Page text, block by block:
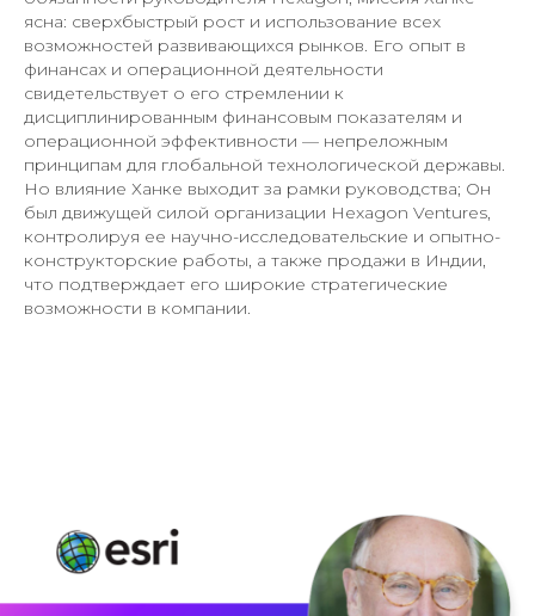
ясна: сверхбыстрый рост и использование всех
возможностей развивающихся рынков. Его опыт в
финансах и операционной деятельности
свидетельствует о его стремлении к
дисциплинированным финансовым показателям и
операционной эффективности — непреложным
принципам для глобальной технологической державы.
Но влияние Ханке выходит за рамки руководства; Он
был движущей силой организации Hexagon Ventures,
контролируя ее научно-исследовательские и опытно-
конструкторские работы, а также продажи в Индии,
что подтверждает его широкие стратегические
возможности в компании.